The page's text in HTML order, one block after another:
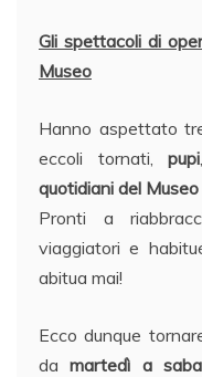
Gli spettacoli di
Museo
Hanno aspettato
eccoli tornati,pupi
quotidiani del
Pronti a
viaggiatori e
abitua mai!
Ecco dunque
damartedì a